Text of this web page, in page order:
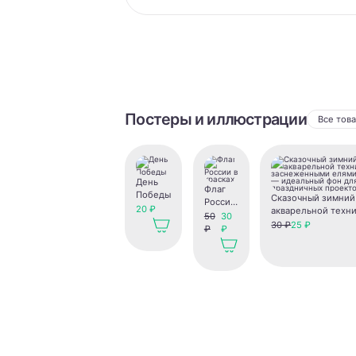
Постеры и иллюстрации Все
День
Победы
20 ₽
Флаг
России
в
красках
50
₽
30
₽
Сказочный
акварельной
заснеженными
домиком —
30 ₽25 ₽